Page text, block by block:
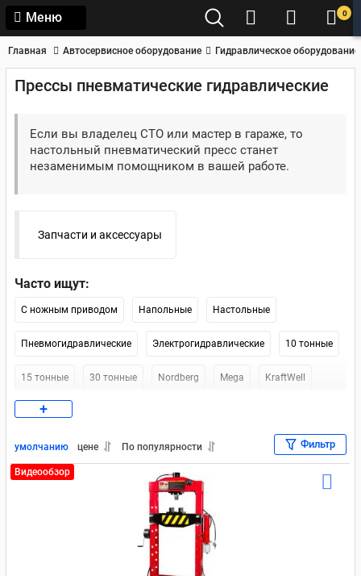
Меню 0
Главная Автосервисное оборудование Гидравлическое оборудование
Прессы пневматические гидравлические
Если вы владелец СТО или мастер в гараже, то
настольный пневматический пресс станет
незаменимым помощником в вашей работе.
Запчасти и аксессуары
Часто ищут:
С ножным приводом Напольные Настольные
Пневмогидравлические Электрогидравлические 10 тонные
15 тонные 30 тонные Nordberg Mega KraftWell
Werther-OMA
Напольный 30 тонн Напольные 20 тонн
+
умолчанию цене По популярности Фильтр
Видеообзор